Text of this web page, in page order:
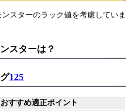
スターのラック値を考慮していま
スターは？
125
おすすめ適正ポイント